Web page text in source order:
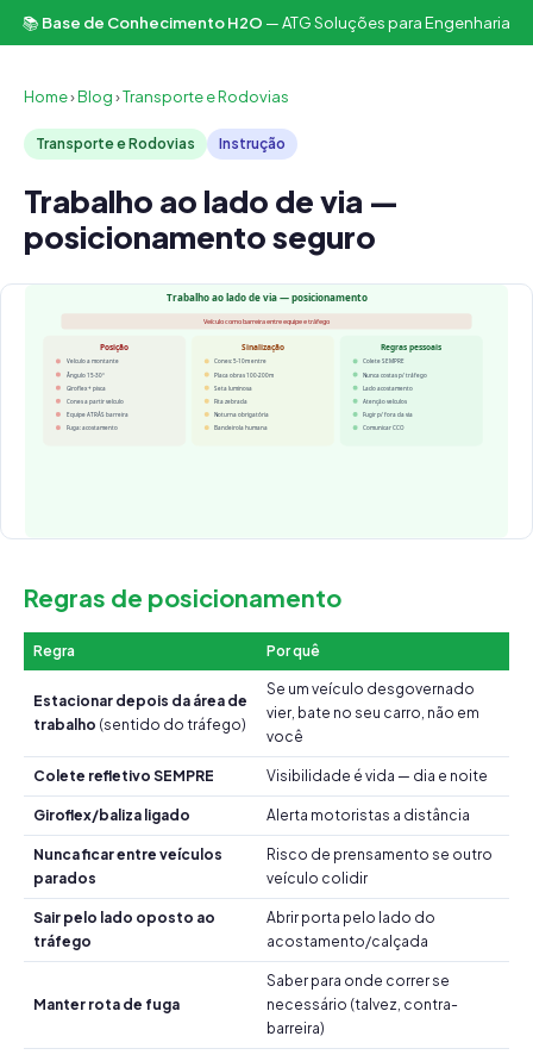
📚Base de Conhecimento H2O — ATG Soluções para Engenharia
Home›Blog›Transporte e Rodovias
Transporte e Rodovias Instrução
Trabalho ao lado de via —
posicionamento seguro
Regras de posicionamento
Regra Por quê
Estacionar depois da área de
trabalho (sentido do tráfego)
Se um veículo desgovernado
vier, bate no seu carro, não em
você
Colete refletivo SEMPRE Visibilidade é vida — dia e noite
Giroflex/baliza ligado Alerta motoristas a distância
Nunca ficar entre veículos
parados
Risco de prensamento se outro
veículo colidir
Sair pelo lado oposto ao
tráfego
Abrir porta pelo lado do
acostamento/calçada
Manter rota de fuga
Saber para onde correr se
necessário (talvez, contra-
barreira)